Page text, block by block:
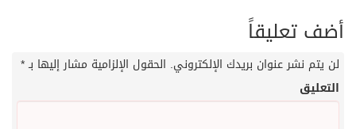
أضف تعليقاً
لن يتم نشر عنوان بريدك الإلكتروني. الحقول الإلزامية مشار إليها بـ*
التعليق